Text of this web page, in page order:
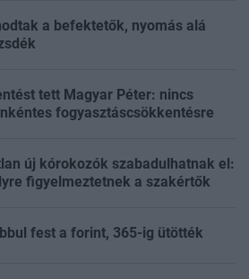
a befektetők, nyomás alá
tett Magyar Péter: nincs
fogyasztáscsökkentésre
új kórokozók szabadulhatnak el:
figyelmeztetnek a szakértők
fest a forint, 365-ig ütötték